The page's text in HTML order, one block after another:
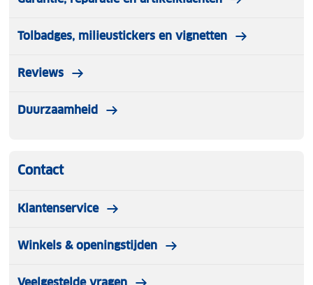
Tolbadges, milieustickers en vignetten
Reviews
Duurzaamheid
Contact
Klantenservice
Winkels & openingstijden